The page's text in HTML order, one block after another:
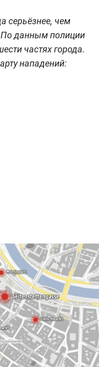
серьёзнее, чем
данным полиции
частях города.
нападений: